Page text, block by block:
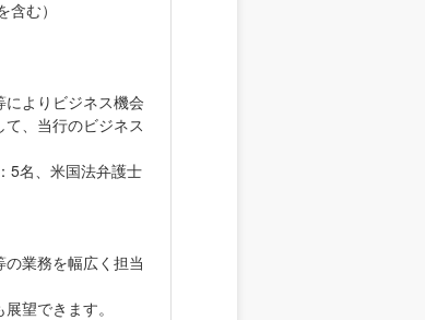
む）
よりビジネス機会
、当行のビジネス
5名、米国法弁護士
業務を幅広く担当
望できます。